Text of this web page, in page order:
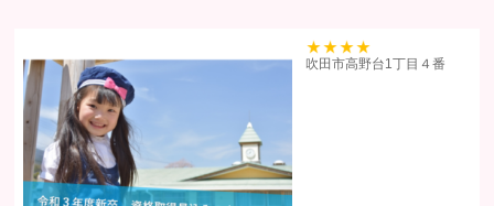
イバシーポリシーを掲示し、当プライバシーポリシーに準拠して提供さ
れるサービス（以下「本サービス」といいます）の利用企業・団体等
（以下「利用企業等」といいます）および本サービスをご利用になる方
（以下「ユーザー」といいます）のプライバシーを尊重し、ユーザーの
個人情報の管理に細心の注意を払い、これを取扱うものとします。
39
吹田市高野台1丁目４番